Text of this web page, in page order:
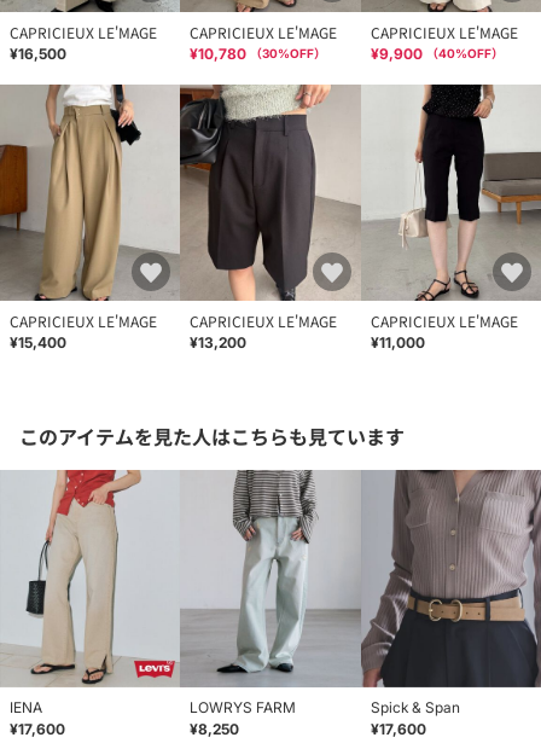
CAPRICIEUX LE'MAGE
¥16,500
CAPRICIEUX LE'MAGE
¥10,780 （30%OFF）
CAPRICIEUX LE'MAGE
¥9,900 （40%OFF）
CAPRICIEUX LE'MAGE
¥15,400
CAPRICIEUX LE'MAGE
¥13,200
CAPRICIEUX LE'MAGE
¥11,000